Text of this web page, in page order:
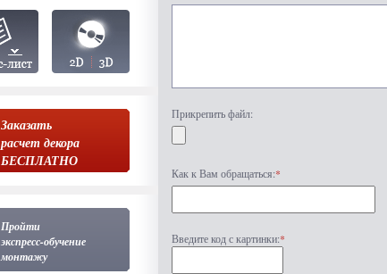
Заказать
расчет декора
БЕСПЛАТНО
Пройти
экспресс-обучение
монтажу
Прикрепить файл:
Как к Вам обращаться:*
Введите код с картинки:*